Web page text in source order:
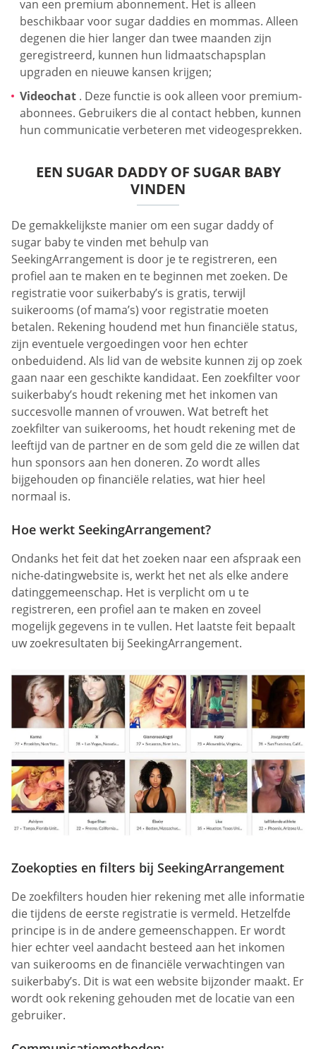
van een premium abonnement. Het is alleen
beschikbaar voor sugar daddies en mommas. Alleen
degenen die hier langer dan twee maanden zijn
geregistreerd, kunnen hun lidmaatschapsplan
upgraden en nieuwe kansen krijgen;
Videochat . Deze functie is ook alleen voor premium-
abonnees. Gebruikers die al contact hebben, kunnen
hun communicatie verbeteren met videogesprekken.
EEN SUGAR DADDY OF SUGAR BABY
VINDEN
De gemakkelijkste manier om een sugar daddy of
sugar baby te vinden met behulp van
SeekingArrangement is door je te registreren, een
profiel aan te maken en te beginnen met zoeken. De
registratie voor suikerbaby’s is gratis, terwijl
suikerooms (of mama’s) voor registratie moeten
betalen. Rekening houdend met hun financiële status,
zijn eventuele vergoedingen voor hen echter
onbeduidend. Als lid van de website kunnen zij op zoek
gaan naar een geschikte kandidaat. Een zoekfilter voor
suikerbaby’s houdt rekening met het inkomen van
succesvolle mannen of vrouwen. Wat betreft het
zoekfilter van suikerooms, het houdt rekening met de
leeftijd van de partner en de som geld die ze willen dat
hun sponsors aan hen doneren. Zo wordt alles
bijgehouden op financiële relaties, wat hier heel
normaal is.
Hoe werkt SeekingArrangement?
Ondanks het feit dat het zoeken naar een afspraak een
niche-datingwebsite is, werkt het net als elke andere
datinggemeenschap. Het is verplicht om u te
registreren, een profiel aan te maken en zoveel
mogelijk gegevens in te vullen. Het laatste feit bepaalt
uw zoekresultaten bij SeekingArrangement.
Zoekopties en filters bij SeekingArrangement
De zoekfilters houden hier rekening met alle informatie
die tijdens de eerste registratie is vermeld. Hetzelfde
principe is in de andere gemeenschappen. Er wordt
hier echter veel aandacht besteed aan het inkomen
van suikerooms en de financiële verwachtingen van
suikerbaby’s. Dit is wat een website bijzonder maakt. Er
wordt ook rekening gehouden met de locatie van een
gebruiker.